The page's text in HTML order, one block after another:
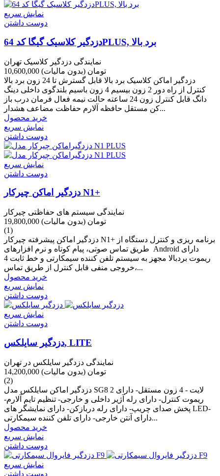
نمایش سریع
دوست داشتن
دزدگیر کلاسیک گیگا کد 64PLUS, برد بالا
نمایندگی دزدگیر کلاسیک تهران
10,600,000 تومان (بدون مالیات)
دزدگیر اماکن کلاسیک برد بالا قابل گسترش تا 24 زون برد بالا
کنترل از راه دور 2 زون بیسیم 4 زون باسیم بلندگوی داخلی دینگ
دانگ قابل کنترل زون 24 ساعته حالت نیمه فعال فرمان درب باز
کن مستقل حافظه آلارم حفاظت مضاعف هشدار...
خرید محصول
نمایش سریع
دوست داشتن
نمایش سریع
دوست داشتن
دزدگیر اماکن چیرکار N1+
نمایندگی سیستم های حفاظتی چیرکار
19,800,000 تومان (بدون مالیات)
(1)
دزدگیر اماکن پیشرفته چیرکار N1+ برنامه ریزی و کنترل دستگاه از
طریق تماس صوتی، پیام کوتاه و نرم افزارهای Android دارای
ریموت بردبالا مجهز به سیستم تلفن کننده سیمکارتی و خط ثابت 4
خروجی منفی قابل کنترل از طریق تماس،...
خرید محصول
نمایش سریع
دوست داشتن
نمایش سریع
دوست داشتن
دزدگیر سایلکس, LITE
نمایندگی دزدگیر سایلکس در تهران
14,200,000 تومان (بدون مالیات)
(2)
دزدگیر اماکن سایلکس مدل SG8 لایت - 4 زون مستقل- دارای 2
ریموت کنترل- دارای رله آژیر داخلی و خارجی- تنظیم تایم آلارم-
پخش صدای چریپ- دارای رله دربازکن- دارای نمایشگر های LED-
دارای آنتن خارجی- دارای تلفن کننده سیمکارتی...
خرید محصول
نمایش سریع
دوست داشتن
نمایش سریع
دوست داشتن